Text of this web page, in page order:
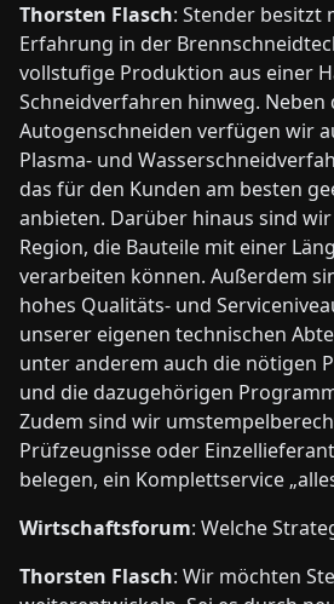
Thorsten Flasch: Stender besitzt
Erfahrung in der
vollstufige Produktion aus einer
Schneidverfahren hinweg. Neben
Autogenschneiden verfügen wir
Plasma- und
das für den Kunden am besten
anbieten. Darüber hinaus sind
Region, die Bauteile mit einer
verarbeiten können. Außerdem
hohes Qualitäts- und
unserer eigenen technischen
unter anderem auch die nötigen
und die dazugehörigen
Zudem sind wir
Prüfzeugnisse oder
belegen, ein Komplettservice
Wirtschaftsforum: Welche
Thorsten Flasch: Wir möchten